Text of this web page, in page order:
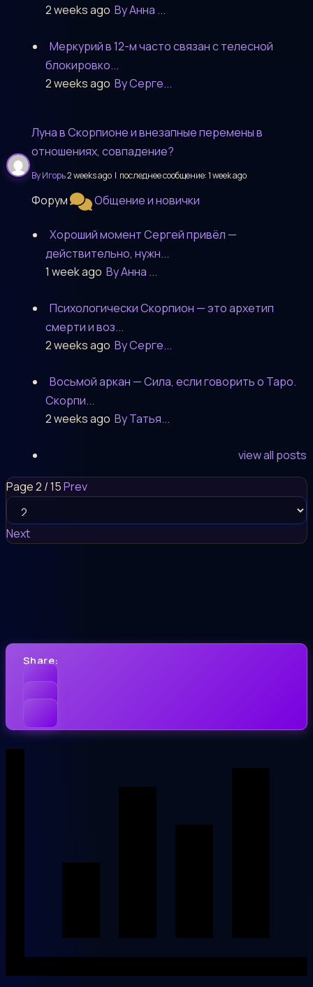
2 weeks ago By Анна ...
Меркурий в 12-м часто связан с телесной
блокировко...
2 weeks ago By Серге...
Луна в Скорпионе и внезапные перемены в
отношениях, совпадение?
By Игорь2 weeks ago | последнее сообщение:1 week ago
Форум Общение и новички
Хороший момент Сергей привёл —
действительно, нужн...
1 week ago By Анна ...
Психологически Скорпион — это архетип
смерти и воз...
2 weeks ago By Серге...
Восьмой аркан — Сила, если говорить о Таро.
Скорпи...
2 weeks ago By Татья...
view all posts
Page 2 / 15Prev
Next
Share: